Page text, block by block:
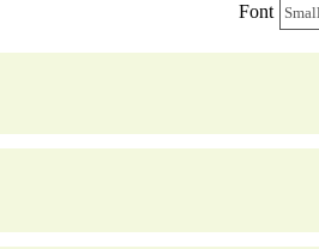
Font Small